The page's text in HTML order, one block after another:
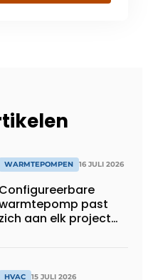
WARMTEPOMPEN 16 JULI 2026
Configureerbare
past
zich aan elk project
HVAC 15 JULI 2026